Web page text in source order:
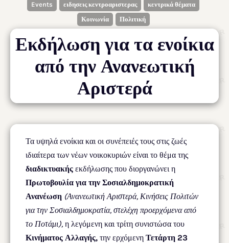
Events ειδησεις κεντροαριστερας
κεντρικά θέματα
Κοινωνία
Πολιτική
Εκδήλωση για τα ενοίκια
από την Ανανεωτική
Αριστερά
Τα υψηλά ενοίκια και οι συνέπειές τους στις ζωές
ιδιαίτερα των νέων νοικοκυριών είναι το θέμα της
διαδικτυακής εκδήλωσης που διοργανώνει η
Πρωτοβουλία για την Σοσιαλδημοκρατική
Ανανέωση (Ανανεωτική Αριστερά, Κινήσεις Πολιτών
για την Σοσιαλδημοκρατία, στελέχη προερχόμενα από
το Ποτάμι), η λεγόμενη και τρίτη συνιστώσα του
Κινήματος Αλλαγής, την ερχόμενη Τετάρτη 23